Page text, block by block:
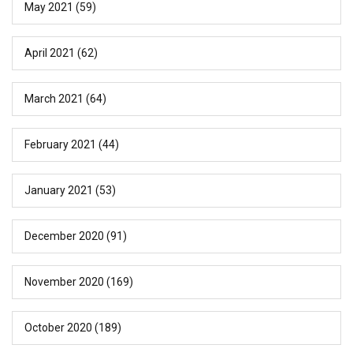
May 2021 (59)
April 2021 (62)
March 2021 (64)
February 2021 (44)
January 2021 (53)
December 2020 (91)
November 2020 (169)
October 2020 (189)